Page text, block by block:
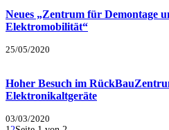
Neues „Zentrum für Demontage
Elektromobilität“
25/05/2020
Hoher Besuch im
Elektronikaltgeräte
03/03/2020